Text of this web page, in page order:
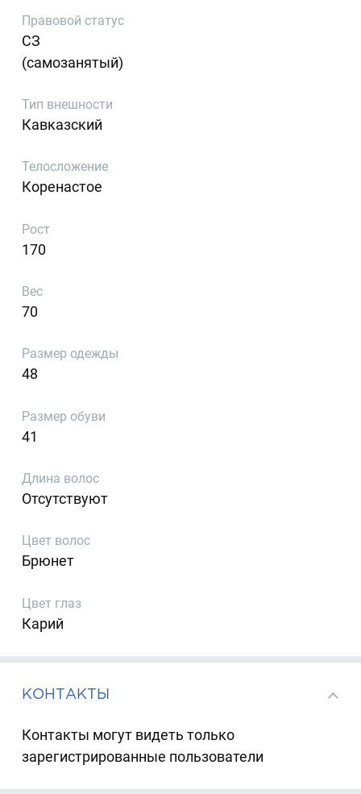
Правовой статус
СЗ
(самозанятый)
Тип внешности
Кавказский
Телосложение
Коренастое
Рост
170
Вес
70
Размер одежды
48
Размер обуви
41
Длина волос
Отсутствуют
Цвет волос
Брюнет
Цвет глаз
Карий
КОНТАКТЫ
Контакты могут видеть только
зарегистрированные пользователи